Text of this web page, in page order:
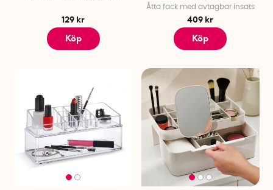
129 kr
Köp
Åtta fack med avtagbar insats
409 kr
Köp